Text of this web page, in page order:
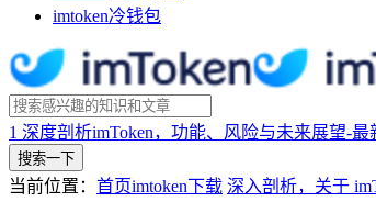
imtoken冷钱包
1 深度剖析imToken，功能、风险与未来展望-最
搜索一下
当前位置： 首页imtoken下载 深入剖析，关于